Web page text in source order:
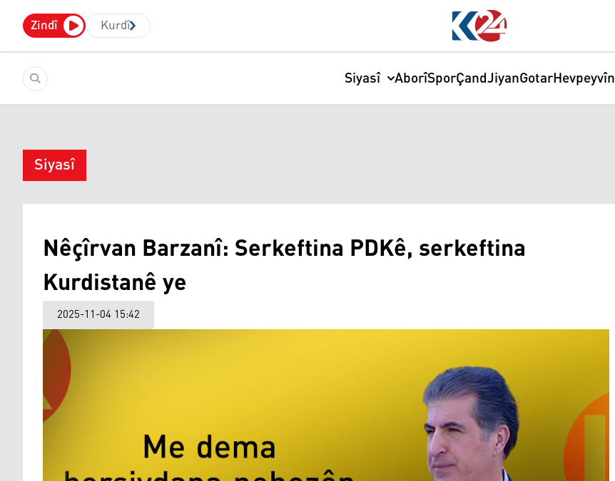
Zindî Kurdî
Siyasî AborîSporÇandJiyanGotarHevpeyvîn
Siyasî
Nêçîrvan Barzanî: Serkeftina PDKê, serkeftina
Kurdistanê ye
2025-11-04 15:42